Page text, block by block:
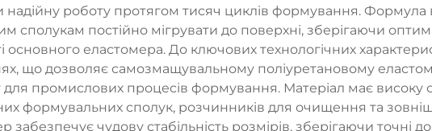
надійну роботу протягом тисяч циклів формування. Формула
сполукам постійно мігрувати до поверхні, зберігаючи
основного еластомера. До ключових технологічних
що дозволяє самозмащувальному поліуретановому
промислових процесів формування. Матеріал має високу
формувальних сполук, розчинників для очищення та
забезпечує чудову стабільність розмірів, зберігаючи точні